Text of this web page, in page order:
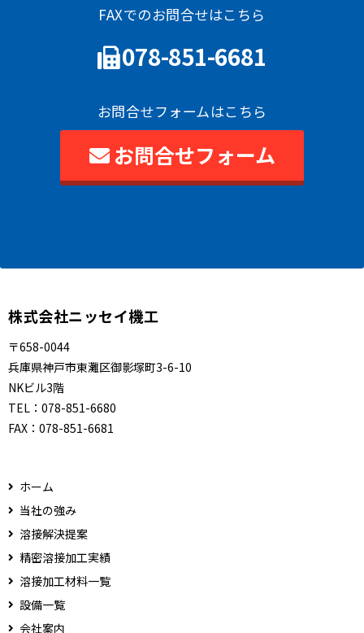
FAXでのお問合せはこちら
078-851-6681
お問合せフォームはこちら
お問合せフォーム
株式会社ニッセイ機工
〒658-0044
兵庫県神戸市東灘区御影塚町3-6-10
NKビル3階
TEL： 078-851-6680
FAX： 078-851-6681
ホーム
当社の強み
溶接解決提案
精密溶接加工実績
溶接加工材料一覧
設備一覧
会社案内